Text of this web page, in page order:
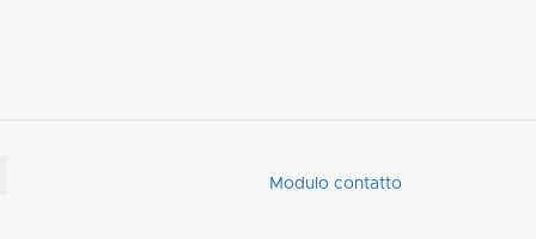
Modulo contatto